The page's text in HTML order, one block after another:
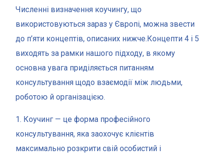
Численні визначення коучингу, що
використовуються зараз у Європі, можна звести
до п’яти концептів, описаних нижче.Концепти 4 і 5
виходять за рамки нашого підходу, в якому
основна увага приділяється питанням
консультування щодо взаємодії між людьми,
роботою й організацією.
1. Коучинг — це форма професійного
консультування, яка заохочує клієнтів
максимально розкрити свій особистий і